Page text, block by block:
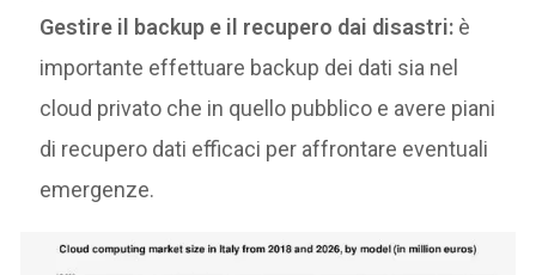
Gestire il backup e il recupero dai disastri: è
importante effettuare backup dei dati sia nel
cloud privato che in quello pubblico e avere piani
di recupero dati efficaci per affrontare eventuali
emergenze.